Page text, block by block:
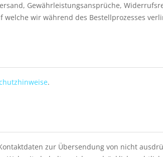
Gewährleistungsansprüche,
wir während des Bestellprozesses
.
zur Übersendung von nicht